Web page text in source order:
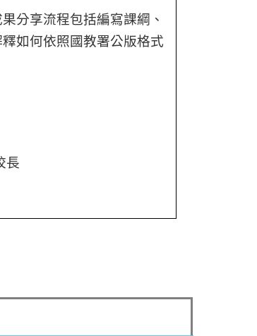
分享流程包括編寫課綱、
如何依照國教署公版格式
長